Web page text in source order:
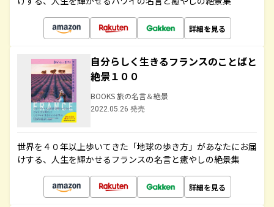
詳細を見る
自分らしく生きるフランスのことばと
絶景１００
BOOKS 旅の名言＆絶景
2022.05.26 発売
世界を４０年以上歩いてきた「地球の歩き方」があなたにお届
けする、人生を輝かせるフランスの名言と癒やしの絶景集
詳細を見る